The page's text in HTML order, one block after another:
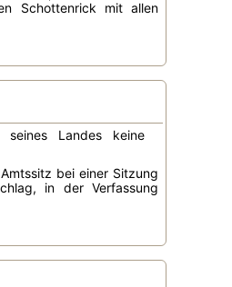
Schottenrick mit allen
seines Landes keine
bei einer Sitzung
in der Verfassung